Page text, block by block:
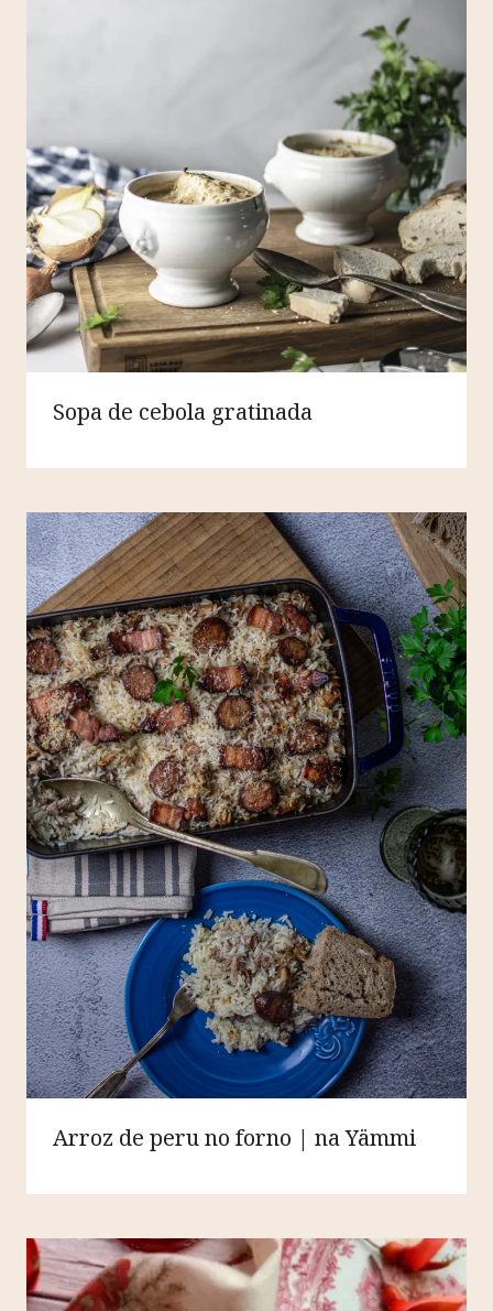
Sopa de cebola gratinada
Arroz de peru no forno | na Yämmi